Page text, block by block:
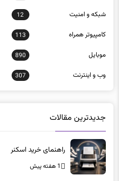
شبكه و امنيت 12
كامپيوتر همراه 113
موبايل 890
وب و اينترنت 307
جدیدترین مقالات
راهنمای خرید اسکنر
1 هفته پیش